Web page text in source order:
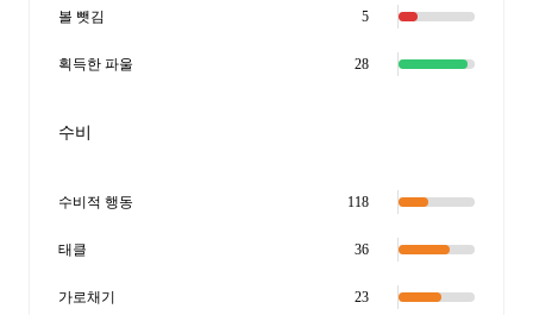
볼 뺏김 5
획득한 파울 28
수비
수비적 행동 118
태클 36
가로채기 23